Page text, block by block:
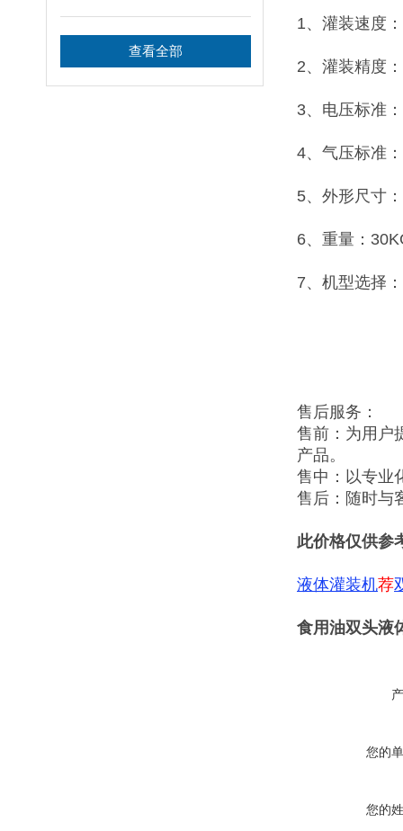
查看全部
1、灌装速度
2、灌装精度
3、电压标准
4、气压标准
5、外形尺寸
6、重量：
7、机型选择
售后服务：
售前：为用户
产品。
售中：以专业
售后：随时与
此价格仅供参
液体灌装机荐
食用油双头液
您的
您的